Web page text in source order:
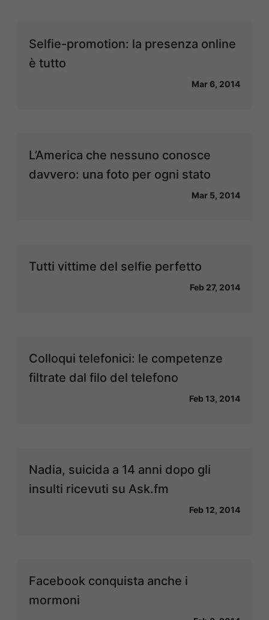
Selfie-promotion: la presenza online
è tutto
Mar 6, 2014
L’America che nessuno conosce
davvero: una foto per ogni stato
Mar 5, 2014
Tutti vittime del selfie perfetto
Feb 27, 2014
Colloqui telefonici: le competenze
filtrate dal filo del telefono
Feb 13, 2014
Nadia, suicida a 14 anni dopo gli
insulti ricevuti su Ask.fm
Feb 12, 2014
Facebook conquista anche i
mormoni